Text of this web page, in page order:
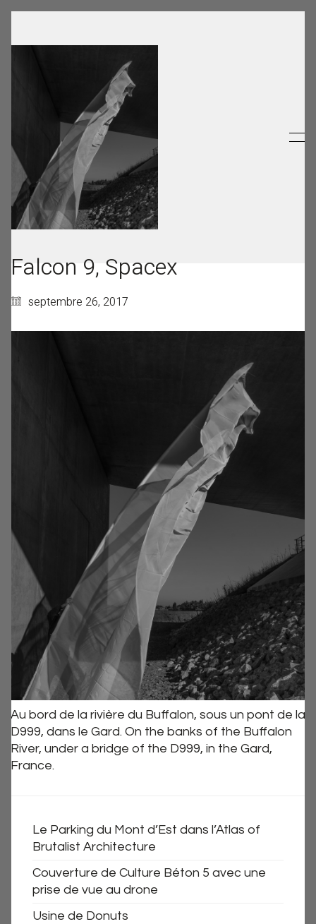
Falcon 9, Spacex
septembre 26, 2017
Au bord de la rivière du Buffalon, sous un pont de la
D999, dans le Gard. On the banks of the Buffalon
River, under a bridge of the D999, in the Gard,
France.
Le Parking du Mont d’Est dans l’Atlas of
Brutalist Architecture
Couverture de Culture Béton 5 avec une
prise de vue au drone
Usine de Donuts